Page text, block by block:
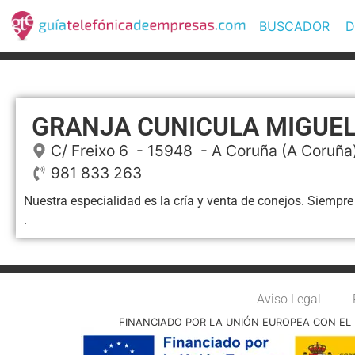
BUSCADOR
GRANJA CUNICULA
C/ Freixo 6 - 15948 -A Coruña (A
981 833 263
Nuestra especialidad es la cría y venta de conejos.
.
Aviso Legal
FINANCIADO POR LA UNIÓN EUROPEA CON